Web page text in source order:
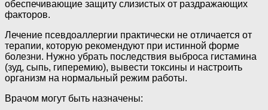
обеспечивающие защиту слизистых от раздражающих
факторов.
Лечение псевдоаллергии практически не отличается от
терапии, которую рекомендуют при истинной форме
болезни. Нужно убрать последствия выброса гистамина
(зуд, сыпь, гиперемию), вывести токсины и настроить
организм на нормальный режим работы.
Врачом могут быть назначены: